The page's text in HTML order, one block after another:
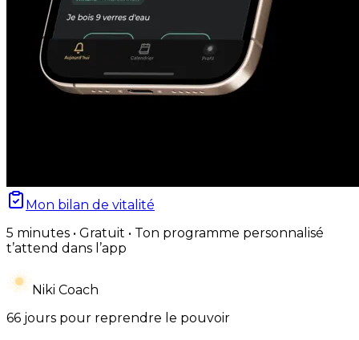
Mon bilan de vitalité
5 minutes • Gratuit • Ton programme personnalisé
t’attend dans l’app
Niki Coach
66 jours pour reprendre le pouvoir